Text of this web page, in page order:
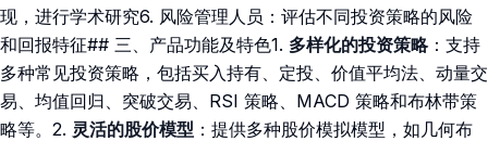
现，进行学术研究6. 风险管理人员：评估不同投资策略的风险
和回报特征## 三、产品功能及特色1. 多样化的投资策略：支持
多种常见投资策略，包括买入持有、定投、价值平均法、动量交
易、均值回归、突破交易、RSI 策略、MACD 策略和布林带策
略等。2. 灵活的股价模型 ：提供多种股价模拟模型，如几何布